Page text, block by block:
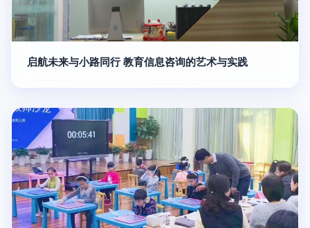
启航未来与小路同行 教育信息咨询的艺术与实践